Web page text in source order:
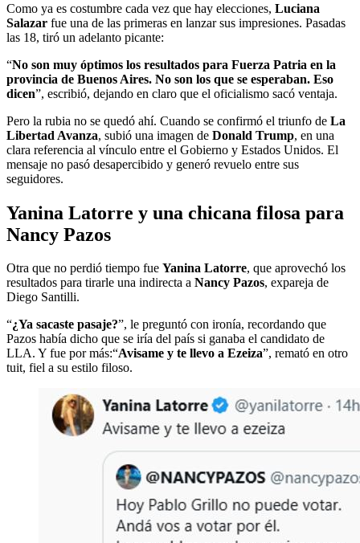
Como ya es costumbre cada vez que hay elecciones, Luciana
Salazar fue una de las primeras en lanzar sus impresiones. Pasadas
las 18, tiró un adelanto picante:
“No son muy óptimos los resultados para Fuerza Patria en la
provincia de Buenos Aires. No son los que se esperaban. Eso
dicen”, escribió, dejando en claro que el oficialismo sacó ventaja.
Pero la rubia no se quedó ahí. Cuando se confirmó el triunfo de La
Libertad Avanza, subió una imagen de Donald Trump, en una
clara referencia al vínculo entre el Gobierno y Estados Unidos. El
mensaje no pasó desapercibido y generó revuelo entre sus
seguidores.
Yanina Latorre y una chicana filosa para
Nancy Pazos
Otra que no perdió tiempo fue Yanina Latorre, que aprovechó los
resultados para tirarle una indirecta a Nancy Pazos, expareja de
Diego Santilli.
“¿Ya sacaste pasaje?”, le preguntó con ironía, recordando que
Pazos había dicho que se iría del país si ganaba el candidato de
LLA. Y fue por más:“Avisame y te llevo a Ezeiza”, remató en otro
tuit, fiel a su estilo filoso.